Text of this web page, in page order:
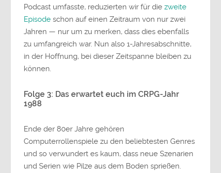
Podcast umfasste, reduzierten wir für diezweite
Episode schon auf einen Zeitraum von nur zwei
Jahren — nur um zu merken, dass dies ebenfalls
zu umfangreich war. Nun also 1-Jahresabschnitte,
in der Hoffnung, bei dieser Zeitspanne bleiben zu
können.
Folge 3: Das erwartet euch im CRPG-Jahr
1988
Ende der 80er Jahre gehören
Computerrollenspiele zu den beliebtesten Genres
und so verwundert es kaum, dass neue Szenarien
und Serien wie Pilze aus dem Boden sprießen.